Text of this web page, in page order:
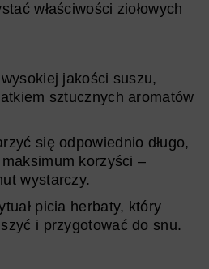
właściwości ziołowych
jakości suszu,
sztucznych aromatów
się odpowiednio długo,
korzyści –
wystarczy.
picia herbaty, który
i przygotować do snu.